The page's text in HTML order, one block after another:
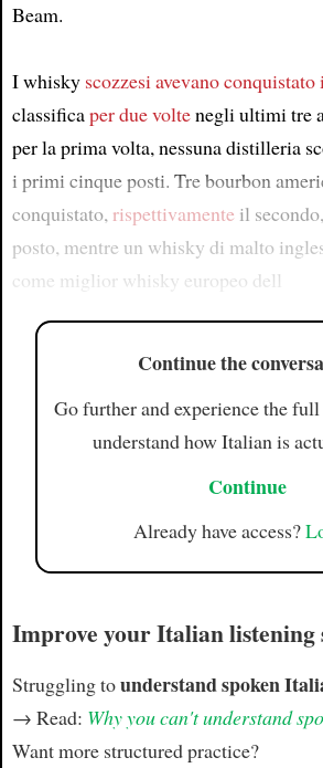
Beam.
I whisky scozzesiavevano conquistato
classificaper due voltenegli ultimi tre
per la prima volta, nessuna distilleria
i primi cinque posti. Tre bourbon
conquistato,rispettivamenteil
posto, mentre un whisky di malto
come miglior whisky europeo dell
Continue the
Go further and experience the
understand how Italian is
Continue
Already have access?
Improve your Italian listening
Struggling tounderstand spoken
→ Read: Why you can't understand
Want more structured practice?